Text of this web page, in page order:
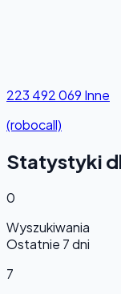
223 492 069 Inne
(robocall)
Statystyki
0
Wyszukiwania
Ostatnie 7 dni
7